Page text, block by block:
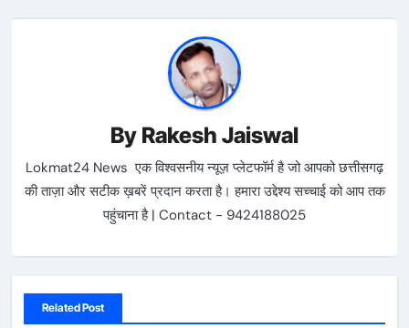
By Rakesh Jaiswal
Lokmat24 News एक विश्वसनीय न्यूज़ प्लेटफॉर्म है जो आपको छत्तीसगढ़
की ताज़ा और सटीक ख़बरें प्रदान करता है। हमारा उद्देश्य सच्चाई को आप तक
पहुंचाना है | Contact - 9424188025
Related Post